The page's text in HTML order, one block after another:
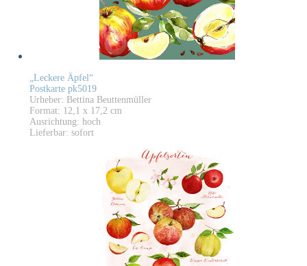
„Leckere Äpfel“
Postkarte pk5019
Urheber: Bettina Beuttenmüller
Format: 12,1 x 17,2 cm
Ausrichtung: hoch
Lieferbar: sofort